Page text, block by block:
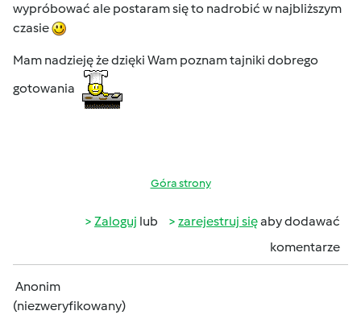
wypróbować ale postaram się to nadrobić w najbliższym
czasie
Mam nadzieję że dzięki Wam poznam tajniki dobrego
gotowania
Góra strony
Zaloguj lub zarejestruj sięaby dodawać
komentarze
Anonim
(niezweryfikowany)